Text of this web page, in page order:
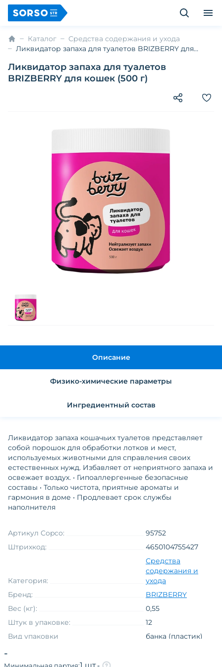
Каталог
Средства содержания и ухода
Ликвидатор запаха для туалетов BRIZBERRY для
Ликвидатор запаха для туалетов
BRIZBERRY для кошек (500 г)
-
Описание
Физико-химические параметры
Ингредиентный состав
Ликвидатор запаха кошачьих туалетов представляет
собой порошок для обработки лотков и мест,
используемых животными для справления своих
естественных нужд. Избавляет от неприятного запаха и
освежает воздух. • Гипоаллергенные безопасные
составы • Только чистота, приятные ароматы и
гармония в доме • Продлевает срок службы
наполнителя
Артикул Copco:
95752
Штрихкод:
4650104755427
Категория:
Средства
содержания и
ухода
Бренд:
BRIZBERRY
Вес (кг):
0,55
Штук в упаковке:
12
Вид упаковки
банка (пластик)